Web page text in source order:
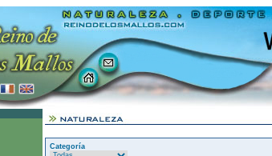
Categoría